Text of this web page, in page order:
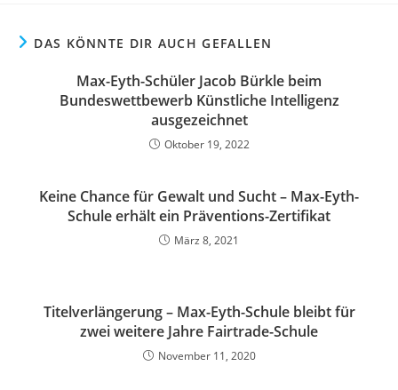
DAS KÖNNTE DIR AUCH GEFALLEN
Max-Eyth-Schüler Jacob Bürkle beim
Bundeswettbewerb Künstliche Intelligenz
ausgezeichnet
Oktober 19, 2022
Keine Chance für Gewalt und Sucht – Max-Eyth-
Schule erhält ein Präventions-Zertifikat
März 8, 2021
Titelverlängerung – Max-Eyth-Schule bleibt für
zwei weitere Jahre Fairtrade-Schule
November 11, 2020